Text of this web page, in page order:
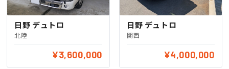
日野 デュトロ
北陸
¥3,600,000
日野 デュトロ
関西
¥4,000,000